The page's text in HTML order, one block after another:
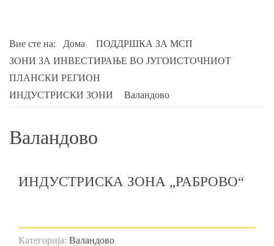
Вие сте на: Дома
ПОДДРШКА ЗА МСП
ЗОНИ ЗА ИНВЕСТИРАЊЕ ВО ЈУГОИСТОЧНИОТ
ПЛАНСКИ РЕГИОН
ИНДУСТРИСКИ ЗОНИ
Валандово
Валандово
ИНДУСТРИСКА ЗОНА „РАБРОВО“
Категорија: Валандово